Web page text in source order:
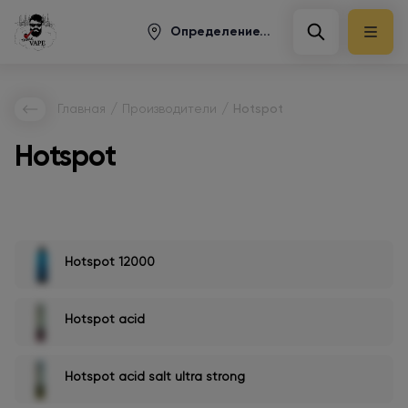
Определение...
Главная Производители Hotspot
Hotspot
Hotspot 12000
Hotspot acid
Hotspot acid salt ultra strong